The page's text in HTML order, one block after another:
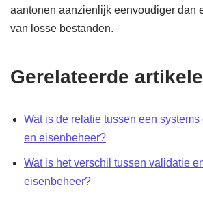
aantonen aanzienlijk eenvoudiger dan
van losse bestanden.
Gerelateerde
Wat is de relatie tussen een
en eisenbeheer?
Wat is het verschil tussen validatie
eisenbeheer?